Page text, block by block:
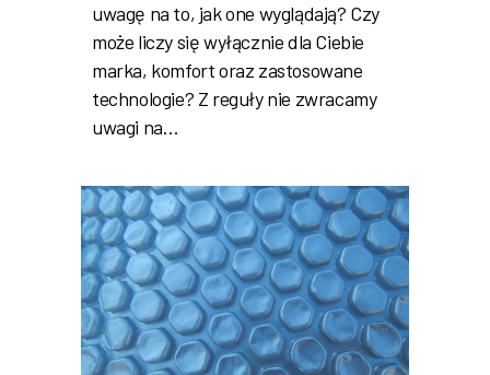
uwagę na to, jak one wyglądają? Czy
może liczy się wyłącznie dla Ciebie
marka, komfort oraz zastosowane
technologie? Z reguły nie zwracamy
uwagi na…